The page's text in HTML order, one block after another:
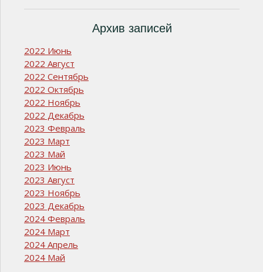
Архив записей
2022 Июнь
2022 Август
2022 Сентябрь
2022 Октябрь
2022 Ноябрь
2022 Декабрь
2023 Февраль
2023 Март
2023 Май
2023 Июнь
2023 Август
2023 Ноябрь
2023 Декабрь
2024 Февраль
2024 Март
2024 Апрель
2024 Май